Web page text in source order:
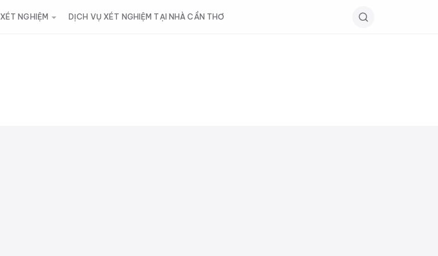
XÉT NGHIỆM DỊCH VỤ XÉT NGHIỆM TẠI NHÀ CẦN THƠ